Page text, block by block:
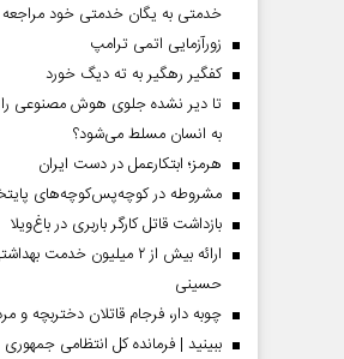
خدمتی به یگان خدمتی خود مراجعه
زورآزمایی اتمی ترامپ
کفگیر رهگیر به ته دیگ خورد
به انسان مسلط می‌شود؟
هرمز؛ ابتکارعمل در دست ایران
مشروطه در کوچه‌پس‌کوچه‌های
بازداشت قاتل کارگر باربری در باغ‌ویلا
ارائه بیش از ۲ میلیون خدمت
حسینی
چوبه دار، فرجام قاتلان دختربچه و
ببینید | فرمانده کل انتظامی